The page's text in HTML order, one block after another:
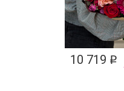
10 719 q